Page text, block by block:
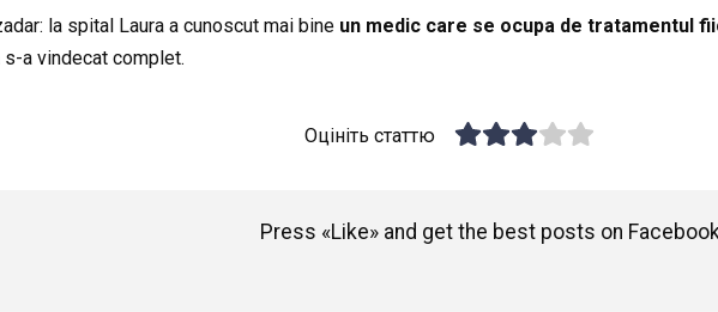
la spital Laura a cunoscut mai bine un medic care se ocupa de tratamentul
a vindecat complet.
Оцініть статтю
Press «Like» and get the best posts on